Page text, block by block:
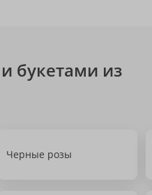
букетами из
Черные розы